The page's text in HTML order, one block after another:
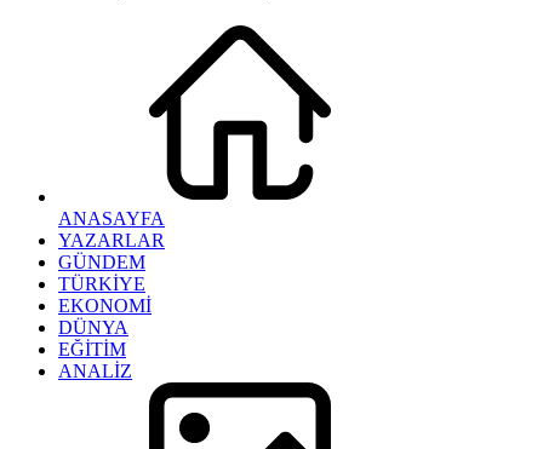
ANASAYFA
YAZARLAR
GÜNDEM
TÜRKİYE
EKONOMİ
DÜNYA
EĞİTİM
ANALİZ